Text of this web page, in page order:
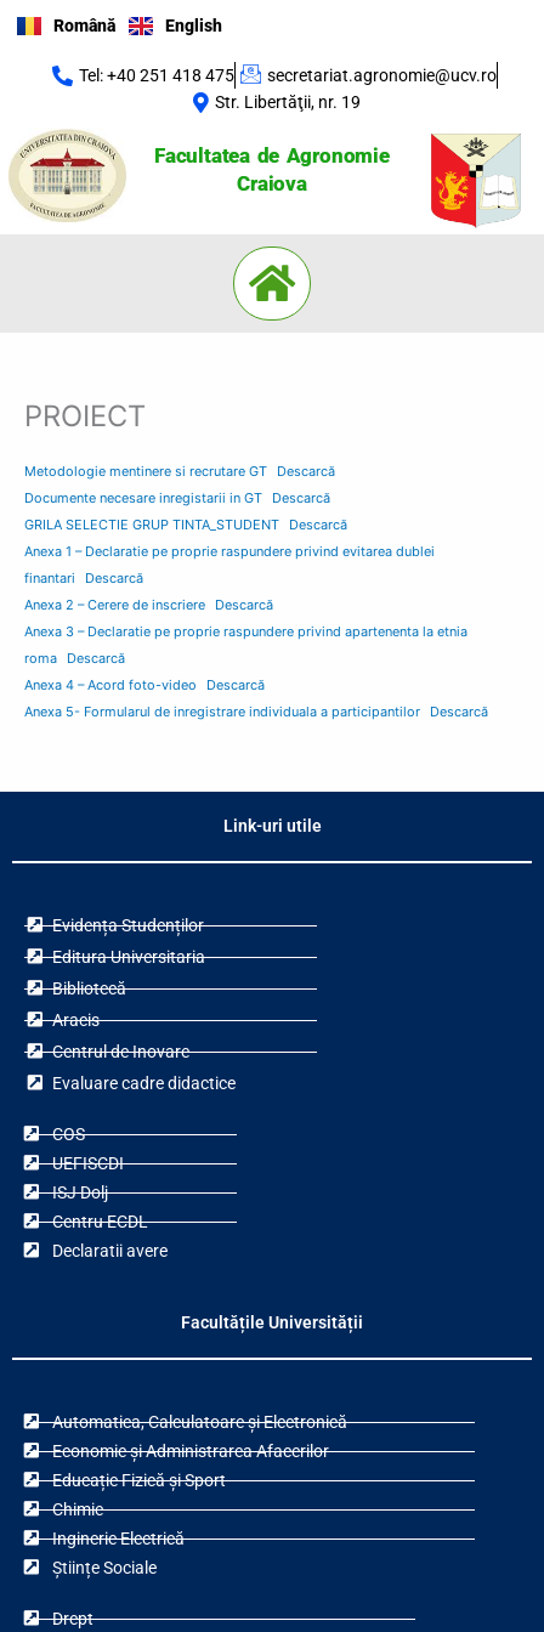
content
Română English
Tel: +40 251 418 475
secretariat.agronomie@ucv.ro
Str. Libertăţii, nr. 19
Facultatea de Agronomie
Craiova
Menu
PROIECT
Metodologie mentinere si recrutare GT
Descarcă
Documente necesare inregistarii in GT
Descarcă
GRILA SELECTIE GRUP TINTA_STUDENT
Descarcă
Anexa 1 – Declaratie pe proprie raspundere privind evitarea dublei
finantari
Descarcă
Anexa 2 – Cerere de inscriere
Descarcă
Anexa 3 – Declaratie pe proprie raspundere privind apartenenta la etnia
roma
Descarcă
Anexa 4 – Acord foto-video
Descarcă
Anexa 5- Formularul de inregistrare individuala a participantilor
Descarcă
Link-uri utile
Evidența Studenților
Editura Universitaria
Bibliotecă
Aracis
Centrul de Inovare
Evaluare cadre didactice
COS
UEFISCDI
ISJ Dolj
Centru ECDL
Declaratii avere
Facultățile Universității
Automatica, Calculatoare și Electronică
Economie și Administrarea Afacerilor
Educație Fizică și Sport
Chimie
Inginerie Electrică
Științe Sociale
Drept